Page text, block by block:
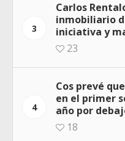
3
Carlos
inmobiliario
iniciativa y
23
4
Cos prevé
en el primer
año por
18